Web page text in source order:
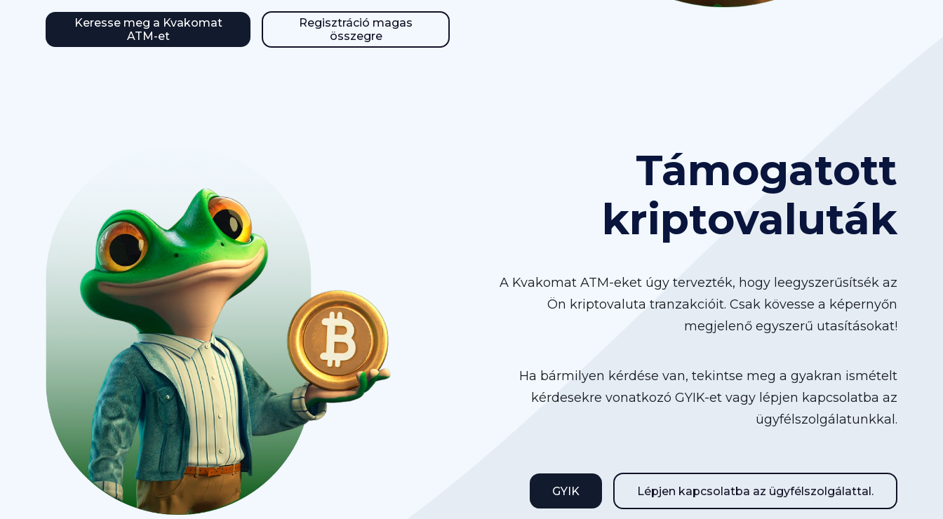
Keresse meg a Kvakomat
ATM-et
Regisztráció magas
összegre
Támogatott
kriptovaluták
A Kvakomat ATM-eket úgy tervezték, hogy leegyszerűsítsék az
Ön kriptovaluta tranzakcióit. Csak kövesse a képernyőn
megjelenő egyszerű utasításokat!
Ha bármilyen kérdése van, tekintse meg a gyakran ismételt
kérdesekre vonatkozó GYIK-et vagy lépjen kapcsolatba az
ügyfélszolgálatunkkal.
GYIK Lépjen kapcsolatba az ügyfélszolgálattal.